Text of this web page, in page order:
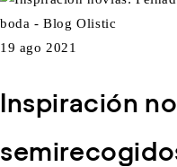
19 ago 2021
Inspiración